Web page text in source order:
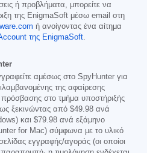
ή προβλήματα, μπορείτε να
της EnigmaSoft μέσω email στη
ή ανοίγοντας ένα αίτημα
της EnigmaSoft.
αμέσως στο SpyHunter για
της αφαίρεσης
πρόσβασης στο τμήμα υποστήριξής
ξεκινώντας από $49.98 ανά
και $79.98 ανά εξάμηνο
for Mac) σύμφωνα με το υλικό
εγγραφής/αγοράς (οι οποίοι